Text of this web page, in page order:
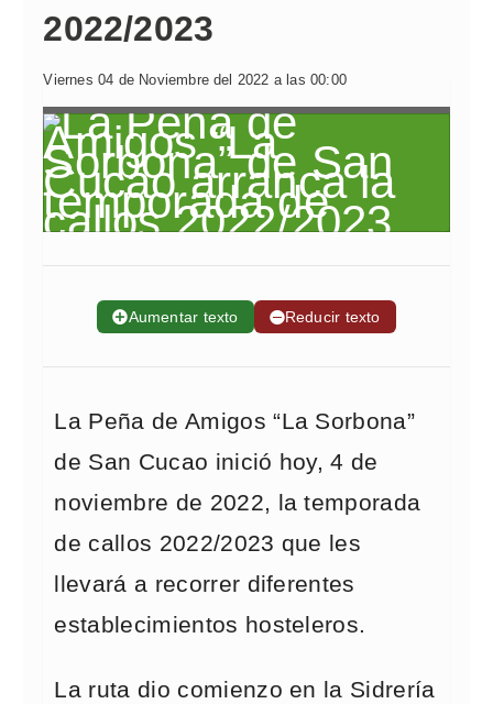
2022/2023
Viernes 04 de Noviembre del 2022 a las 00:00
➕Aumentar texto ➖Reducir texto
La Peña de Amigos “La Sorbona”
de San Cucao inició hoy, 4 de
noviembre de 2022, la temporada
de callos 2022/2023 que les
llevará a recorrer diferentes
establecimientos hosteleros.
La ruta dio comienzo en la Sidrería